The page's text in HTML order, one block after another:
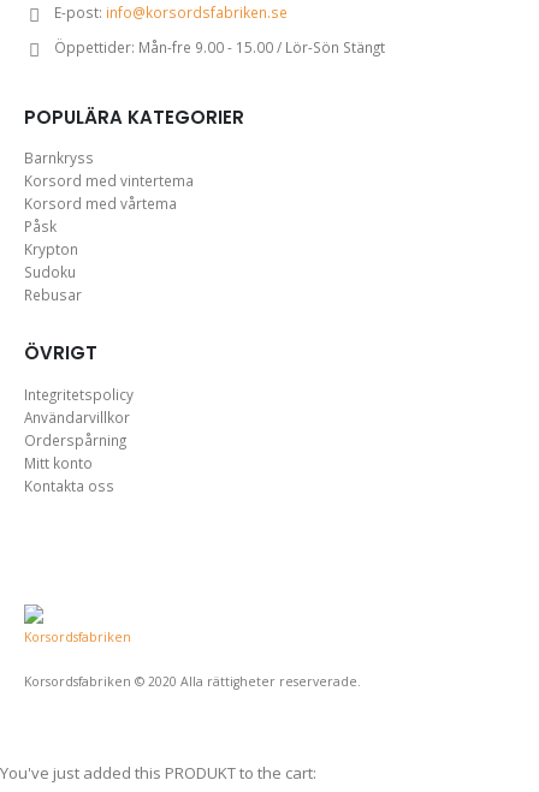
E-post: info@korsordsfabriken.se
Öppettider: Mån-fre 9.00 - 15.00 / Lör-Sön Stängt
POPULÄRA KATEGORIER
Barnkryss
Korsord med vintertema
Korsord med vårtema
Påsk
Krypton
Sudoku
Rebusar
ÖVRIGT
Integritetspolicy
Användarvillkor
Orderspårning
Mitt konto
Kontakta oss
Korsordsfabriken © 2020 Alla rättigheter reserverade.
You've just added this PRODUKT to the cart: